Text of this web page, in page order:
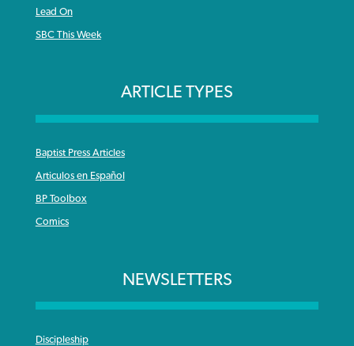
Lead On
SBC This Week
ARTICLE TYPES
Baptist Press Articles
Articulos en Español
BP Toolbox
Comics
NEWSLETTERS
Discipleship